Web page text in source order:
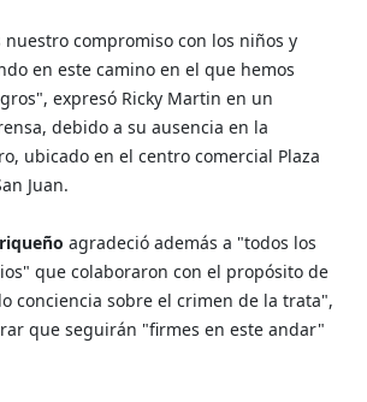
nuestro compromiso con los niños y
en este camino en el que hemos
expresó Ricky Martin en un
debido a su ausencia en la
ubicado en el centro comercial Plaza
Juan.
agradeció además a "todos los
que colaboraron con el propósito de
conciencia sobre el crimen de la trata",
que seguirán "firmes en este andar"